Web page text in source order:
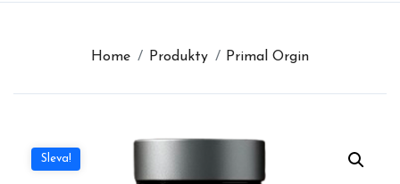
Home Produkty Primal Orgin
Sleva!